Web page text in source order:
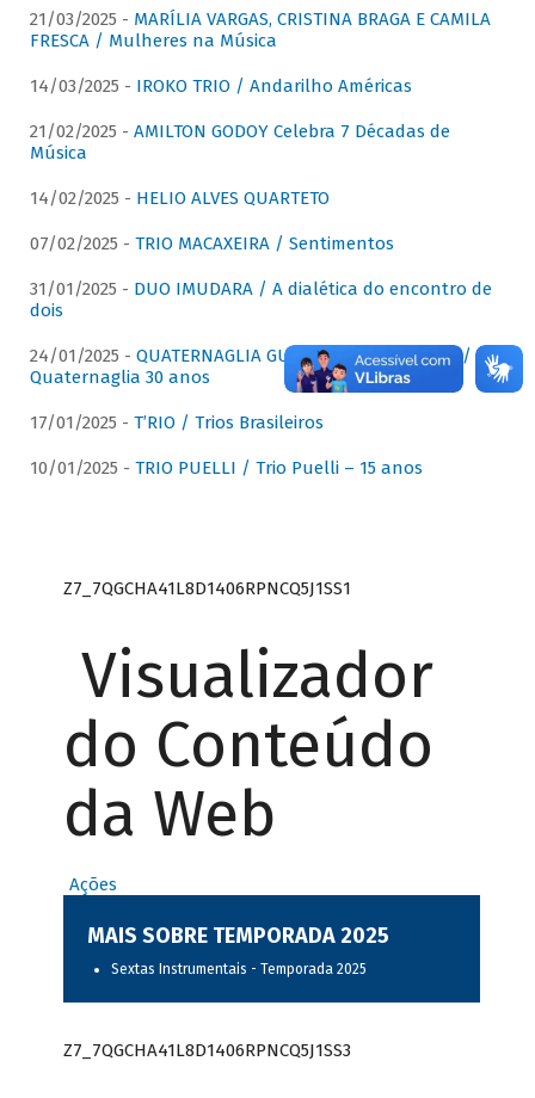
21/03/2025 - MARÍLIA VARGAS, CRISTINA BRAGA E CAMILA
FRESCA / Mulheres na Música
14/03/2025 - IROKO TRIO / Andarilho Américas
21/02/2025 - AMILTON GODOY Celebra 7 Décadas de
Música
14/02/2025 - HELIO ALVES QUARTETO
07/02/2025 - TRIO MACAXEIRA / Sentimentos
31/01/2025 - DUO IMUDARA / A dialética do encontro de
dois
24/01/2025 - QUATERNAGLIA GUITAR QUARTET (QGQ) /
Quaternaglia 30 anos
17/01/2025 - T’RIO / Trios Brasileiros
10/01/2025 - TRIO PUELLI / Trio Puelli – 15 anos
Z7_7QGCHA41L8D1406RPNCQ5J1SS1
Visualizador
do Conteúdo
da Web
Ações
MAIS SOBRE TEMPORADA 2025
Sextas Instrumentais - Temporada 2025
Z7_7QGCHA41L8D1406RPNCQ5J1SS3